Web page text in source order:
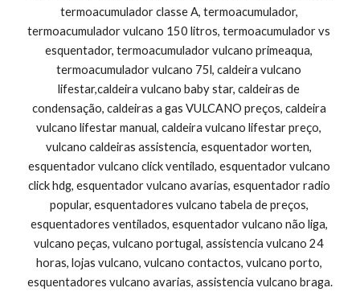
termoacumulador classe A, termoacumulador,
termoacumulador vulcano 150 litros, termoacumulador vs
esquentador, termoacumulador vulcano primeaqua,
termoacumulador vulcano 75l, caldeira vulcano
lifestar,caldeira vulcano baby star, caldeiras de
condensação, caldeiras a gas VULCANO preços, caldeira
vulcano lifestar manual, caldeira vulcano lifestar preço,
vulcano caldeiras assistencia, esquentador worten,
esquentador vulcano click ventilado, esquentador vulcano
click hdg, esquentador vulcano avarias, esquentador radio
popular, esquentadores vulcano tabela de preços,
esquentadores ventilados, esquentador vulcano não liga,
vulcano peças, vulcano portugal, assistencia vulcano 24
horas, lojas vulcano, vulcano contactos, vulcano porto,
esquentadores vulcano avarias, assistencia vulcano braga.